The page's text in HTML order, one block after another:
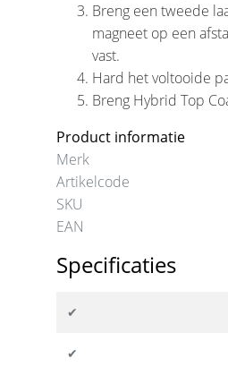
Breng een tweede
magneet op een
vast.
Hard het voltooide
Breng Hybrid Top
Product informatie
Merk
Artikelcode
SKU
EAN
Specificaties
✔
✔